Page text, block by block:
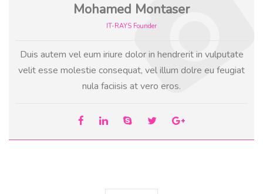
Mohamed Montaser
IT-RAYS Founder
Duis autem vel eum iriure dolor in hendrerit in vulputate
velit esse molestie consequat, vel illum dolre eu feugiat
nula faciisis at vero eros.